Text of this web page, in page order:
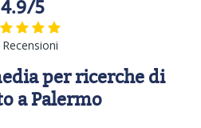
4.9/5
per ricerche di
a Palermo